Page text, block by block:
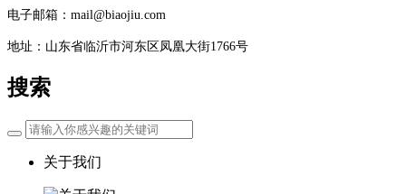
电子邮箱：mail@biaojiu.com
地址：山东省临沂市河东区凤凰大街1766号
搜索
关于我们